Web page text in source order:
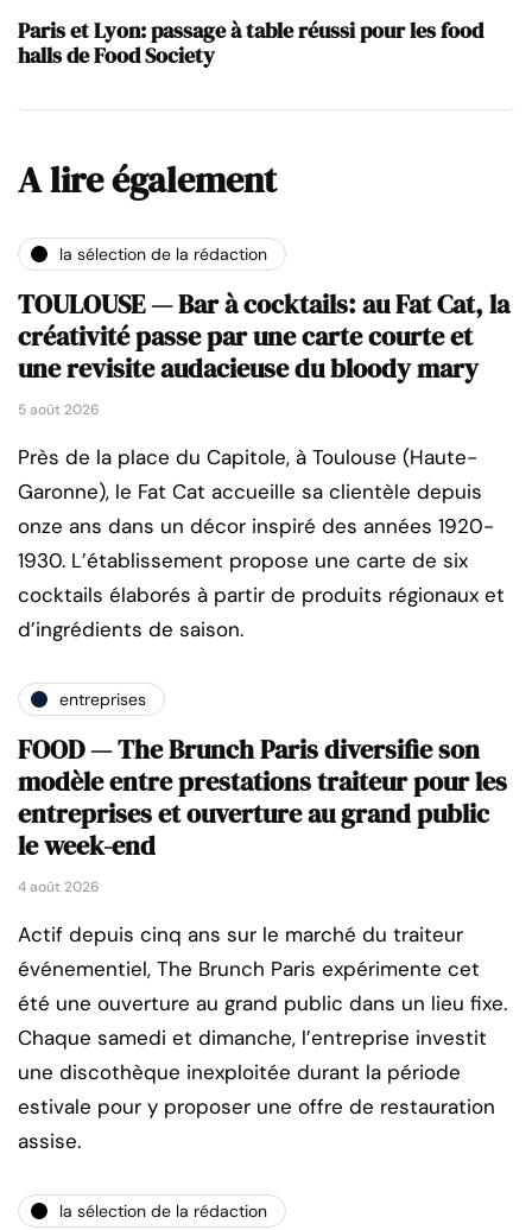
Paris et Lyon: passage à table réussi pour les food
halls de Food Society
A lire également
la sélection de la rédaction
TOULOUSE — Bar à cocktails: au Fat Cat, la
créativité passe par une carte courte et
une revisite audacieuse du bloody mary
5 août 2026
Près de la place du Capitole, à Toulouse (Haute-
Garonne), le Fat Cat accueille sa clientèle depuis
onze ans dans un décor inspiré des années 1920-
1930. L’établissement propose une carte de six
cocktails élaborés à partir de produits régionaux et
d’ingrédients de saison.
entreprises
FOOD — The Brunch Paris diversifie son
modèle entre prestations traiteur pour les
entreprises et ouverture au grand public
le week-end
4 août 2026
Actif depuis cinq ans sur le marché du traiteur
événementiel, The Brunch Paris expérimente cet
été une ouverture au grand public dans un lieu fixe.
Chaque samedi et dimanche, l’entreprise investit
une discothèque inexploitée durant la période
estivale pour y proposer une offre de restauration
assise.
la sélection de la rédaction